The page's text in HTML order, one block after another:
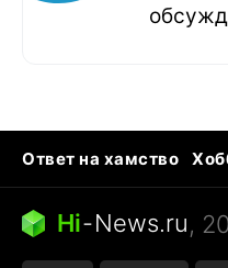
Ответ на хамство
Бензин 100 и 95
Следующая пандемия
Hi-News.ru,